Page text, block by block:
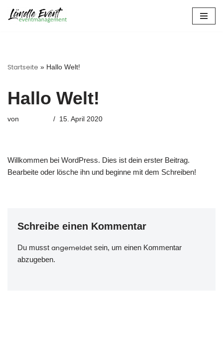
Startseite » Hallo Welt!
Hallo Welt!
von 15. April 2020
Willkommen bei WordPress. Dies ist dein erster Beitrag.
Bearbeite oder lösche ihn und beginne mit dem Schreiben!
Schreibe einen Kommentar
Du musst angemeldet sein, um einen Kommentar
abzugeben.